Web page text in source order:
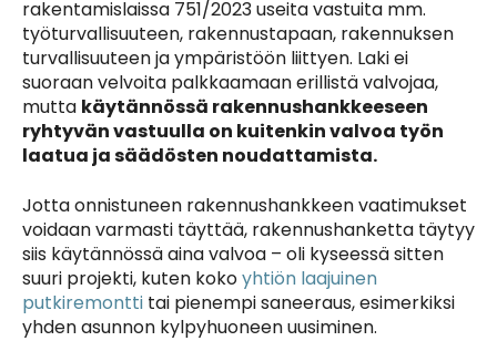
rakentamislaissa 751/2023 useita vastuita mm.
työturvallisuuteen, rakennustapaan, rakennuksen
turvallisuuteen ja ympäristöön liittyen. Laki ei
suoraan velvoita palkkaamaan erillistä valvojaa,
mutta käytännössä rakennushankkeeseen
ryhtyvän vastuulla on kuitenkin valvoa työn
laatua ja säädösten noudattamista.
Jotta onnistuneen rakennushankkeen vaatimukset
voidaan varmasti täyttää, rakennushanketta täytyy
siis käytännössä aina valvoa – oli kyseessä sitten
suuri projekti, kuten kokoyhtiön laajuinen
putkiremontti tai pienempi saneeraus, esimerkiksi
yhden asunnon kylpyhuoneen uusiminen.